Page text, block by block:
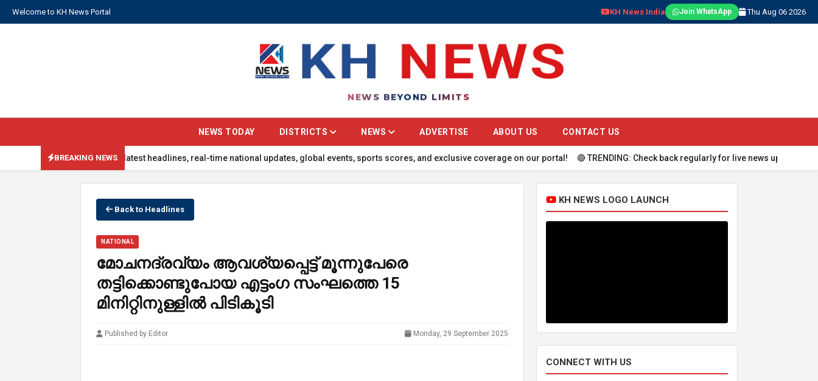
Welcome to KH News Portal KH News India Join WhatsApp Thu Aug 06 2026
NEWS BEYOND LIMITS
NEWS TODAY DISTRICTS NEWS ADVERTISE ABOUT US CONTACT US
BREAKING NEWS
updated with the latest headlines, real-time national updates, global events, sports scores, and exclusive coverage on our portal! 🔴 TRENDING: Check back regularly for live news updates.
Back to Headlines
NATIONAL
മോചനദ്രവ്യം ആവശ്യപ്പെട്ട് മൂന്നുപേരെ
തട്ടിക്കൊണ്ടുപോയ എട്ടംഗ സംഘത്തെ 15
മിനിറ്റിനുള്ളിൽ പിടികൂടി
Published by Editor Monday, 29 September 2025
KH NEWS LOGO LAUNCH
CONNECT WITH US